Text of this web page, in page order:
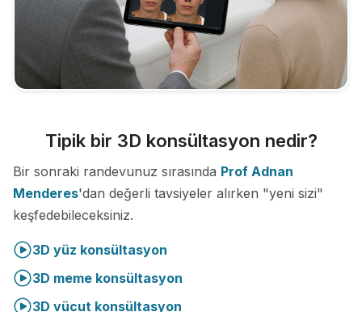
Tipik bir 3D konsültasyon nedir?
Bir sonraki randevunuz sırasında Prof Adnan
Menderes'dan değerli tavsiyeler alırken "yeni sizi"
keşfedebileceksiniz.
3D yüz konsültasyon
3D meme konsültasyon
3D vücut konsültasyon